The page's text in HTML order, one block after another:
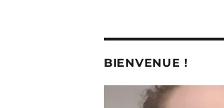
BIENVENUE !